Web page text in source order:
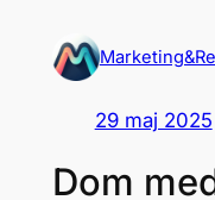
29 maj 2025
Dom